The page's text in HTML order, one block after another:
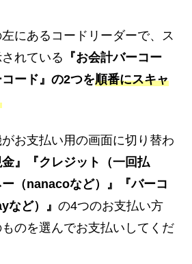
にあるコードリーダーで、ス
れている 『お会計バーコー
コード』の2つを順番にスキャ
お支払い用の画面に切り替わ
金』『クレジット（一回払
（nanacoなど）』『バーコ
など）』 の4つのお支払い方
のを選んでお支払いしてくだ